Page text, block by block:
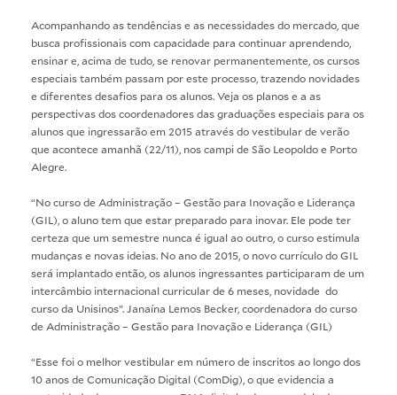
Acompanhando as tendências e as necessidades do mercado, que
busca profissionais com capacidade para continuar aprendendo,
ensinar e, acima de tudo, se renovar permanentemente, os cursos
especiais também passam por este processo, trazendo novidades
e diferentes desafios para os alunos. Veja os planos e a as
perspectivas dos coordenadores das graduações especiais para os
alunos que ingressarão em 2015 através do vestibular de verão
que acontece amanhã (22/11), nos campi de São Leopoldo e Porto
Alegre.
“No curso de Administração – Gestão para Inovação e Liderança
(GIL), o aluno tem que estar preparado para inovar. Ele pode ter
certeza que um semestre nunca é igual ao outro, o curso estimula
mudanças e novas ideias. No ano de 2015, o novo currículo do GIL
será implantado então, os alunos ingressantes participaram de um
intercâmbio internacional curricular de 6 meses, novidade do
curso da Unisinos”. Janaína Lemos Becker, coordenadora do curso
de Administração – Gestão para Inovação e Liderança (GIL)
“Esse foi o melhor vestibular em número de inscritos ao longo dos
10 anos de Comunicação Digital (ComDig), o que evidencia a